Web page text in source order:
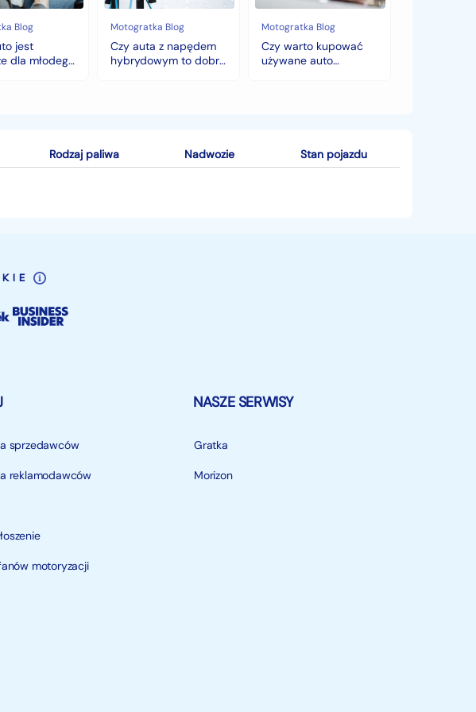
Blog
jest
dla młodego
wybór
na
zimę?
Motogratka Blog
Czy auta z napędem
hybrydowym to dobry
zmiany
cen,
które
zaskoczą
każdego
Motogratka Blog
Czy warto kupować
używane auto
Rodzaj paliwa Nadwozie Stan pojazdu
sprzedawców
reklamodawców
motoryzacji
NASZE SERWISY
Gratka
Morizon